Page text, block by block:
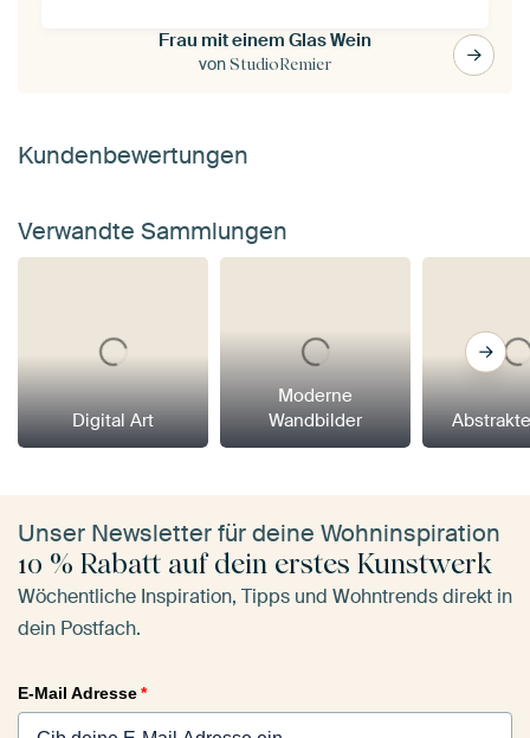
Frau mit einem Glas Wein
vonStudioRemier
Kundenbewertungen
Verwandte Sammlungen
Digital Art
Moderne
Wandbilder
Unser Newsletter für deine Wohninspiration
10 % Rabatt auf dein erstes Kunstwerk
Wöchentliche Inspiration, Tipps und Wohntrends direkt in
dein Postfach.
E-Mail Adresse*